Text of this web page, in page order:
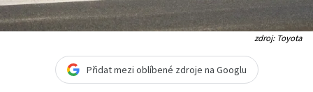
zdroj: Toyota
Přidat mezi oblíbené zdroje na Googlu